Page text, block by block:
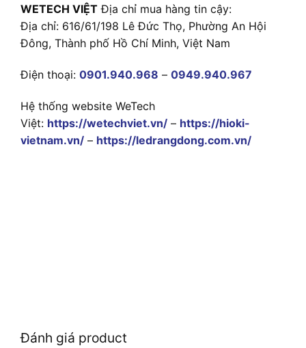
WETECH VIỆT Địa chỉ mua hàng tin cậy:
Địa chỉ: 616/61/198 Lê Đức Thọ, Phường An Hội
Đông, Thành phố Hồ Chí Minh, Việt Nam
Điện thoại: 0901.940.968 – 0949.940.967
Hệ thống website WeTech
Việt: https://wetechviet.vn/ – https://hioki-
vietnam.vn/ – https://ledrangdong.com.vn/
Đánh giá product